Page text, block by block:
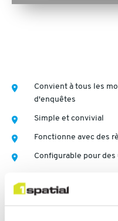
Convient à tous les
d'enquêtes
Simple et convivial
Fonctionne avec des
Configurable pour